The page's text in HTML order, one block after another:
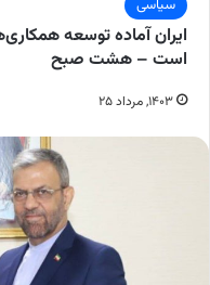
سیاسی
ایران آماده توسعه
است – هشت صبح
۱۴۰۳, مرداد ۲۵